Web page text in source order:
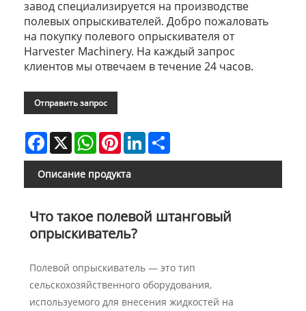
завод специализируется на производстве
полевых опрыскивателей. Добро пожаловать
на покупку полевого опрыскивателя от
Harvester Machinery. На каждый запрос
клиентов мы отвечаем в течение 24 часов.
Отправить запрос
Facebook
X WhatsAppPinterestLinkedIn
Описание продукта
Что такое полевой штанговый
опрыскиватель?
Полевой опрыскиватель — это тип
сельскохозяйственного оборудования,
используемого для внесения жидкостей на